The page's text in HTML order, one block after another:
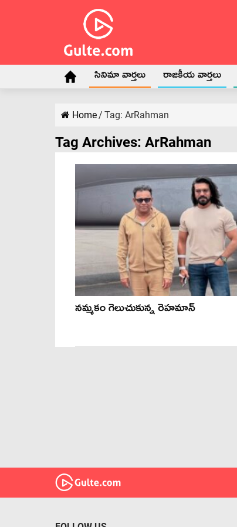
సినిమా వార్తలు రాజకీయ వార్తలు
Home/ Tag: ArRahman
Tag Archives: ArRahman
నమ్మకం గెలుచుకున్న రెహమాన్